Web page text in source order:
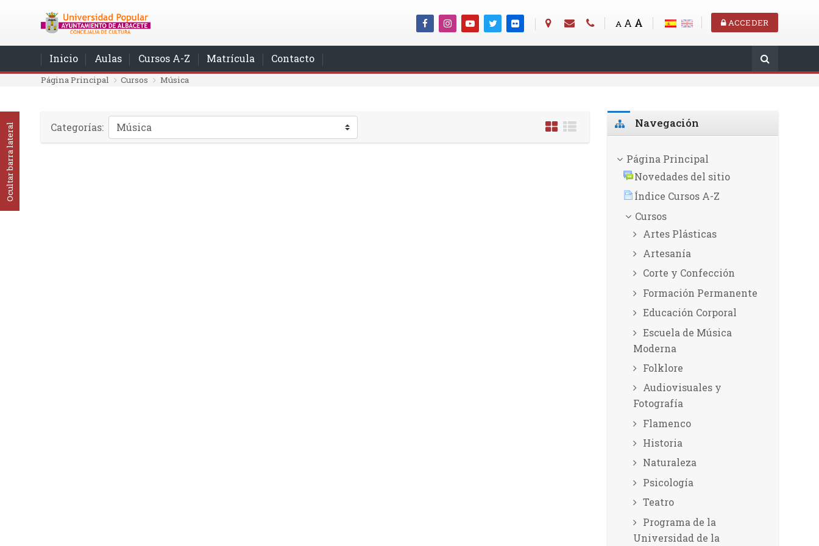
ACCEDER
A A A
Inicio Aulas Cursos A-Z Matrícula Contacto
Página Principal Cursos Música
Categorías:
Salta Navegación
Navegación
Página Principal
Novedades del sitio
Índice Cursos A-Z
Cursos
Artes Plásticas
Artesanía
Corte y Confección
Formación Permanente
Educación Corporal
Escuela de Música
Moderna
Folklore
Audiovisuales y
Fotografía
Flamenco
Historia
Naturaleza
Psicología
Teatro
Programa de la
Universidad de la
Ocultar barra lateral